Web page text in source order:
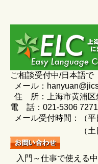
ご相談受付中/日本語で
メール：
住 所：上海市黄浦区
電 話：021-5306 7271
メール受付時間：（
（土日）
入門～仕事で使える